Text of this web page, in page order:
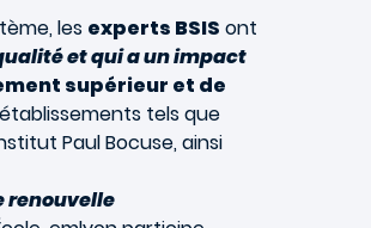
les experts BSIS ont
et qui a un impact
supérieur et de
tels que
Paul Bocuse, ainsi
renouvelle